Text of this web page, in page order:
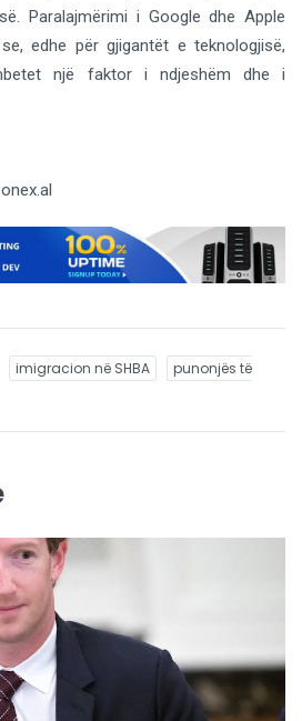
Paralajmërimi i Google dhe Apple
edhe për gjigantët e teknologjisë,
një faktor i ndjeshëm dhe i
imigracion në SHBA
punonjës të